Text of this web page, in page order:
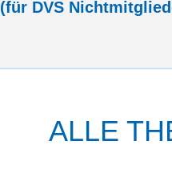
(für DVS
ALLE